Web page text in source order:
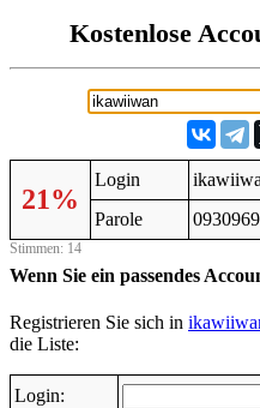
Kostenlose
21%
Login
Parole
Stimmen: 14
Wenn Sie ein passendes
Registrieren Sie sich in
die Liste:
Login: